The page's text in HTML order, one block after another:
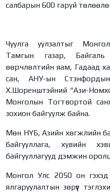
салбарын 600 гаруй
Чуулга уулзалтыг
Тамгын газар,
өөрчлөлтийн яам, Гадаад
сан, АНУ-ын
Х.Шоренштэйний “Ази-
Монголын Тогтвортой
зохион байгуулж байна.
Мөн НҮБ, Азийн хөгжлийн
байгууллага, хувийн
байгууллагууд дэмжин
Монгол Улс 2050 он гэхэд
ялгаруулалтын зөрүүг